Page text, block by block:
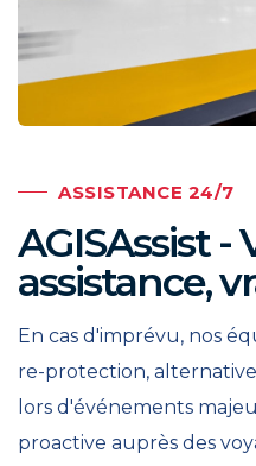
ASSISTANCE 24/7
AGISAssist -
assistance,
En cas d'imprévu, nos
re-protection,
lors d'événements
proactive auprès des